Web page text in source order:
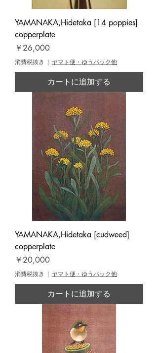
YAMANAKA,Hidetaka [14 poppies]
copperplate
価格
￥26,000
消費税抜き | ヤマト便・ゆうパック他
カートに追加する
YAMANAKA,Hidetaka [cudweed]
copperplate
価格
￥20,000
消費税抜き | ヤマト便・ゆうパック他
カートに追加する